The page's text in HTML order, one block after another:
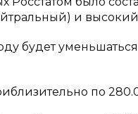
и
будет
по